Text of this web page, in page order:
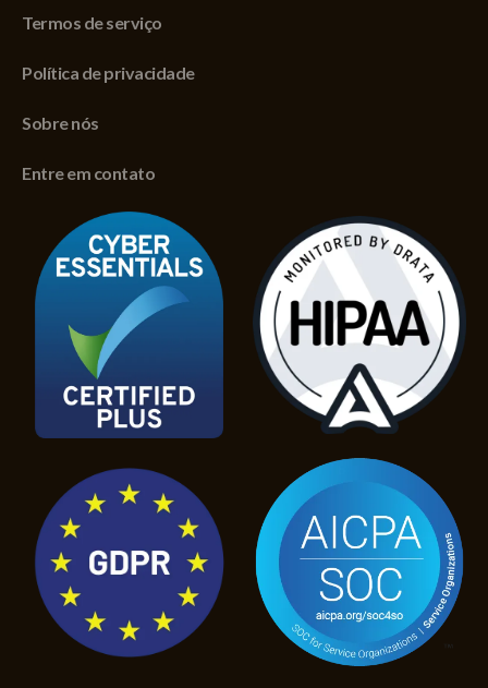
Termos de serviço
Política de privacidade
Sobre nós
Entre em contato